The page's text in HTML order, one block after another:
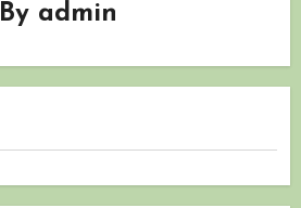
By admin